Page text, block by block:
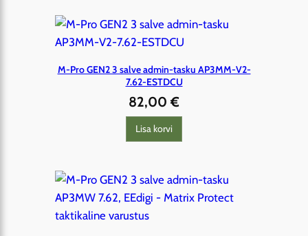
M-Pro GEN2 3 salve admin-tasku AP3MM-V2-
7.62-ESTDCU
82,00€
Lisa korvi